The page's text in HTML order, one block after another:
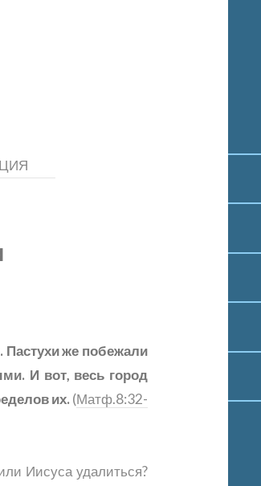
Пастухи же побежали
И вот, весь город
их. (Матф.8:32-
Иисуса удалиться?